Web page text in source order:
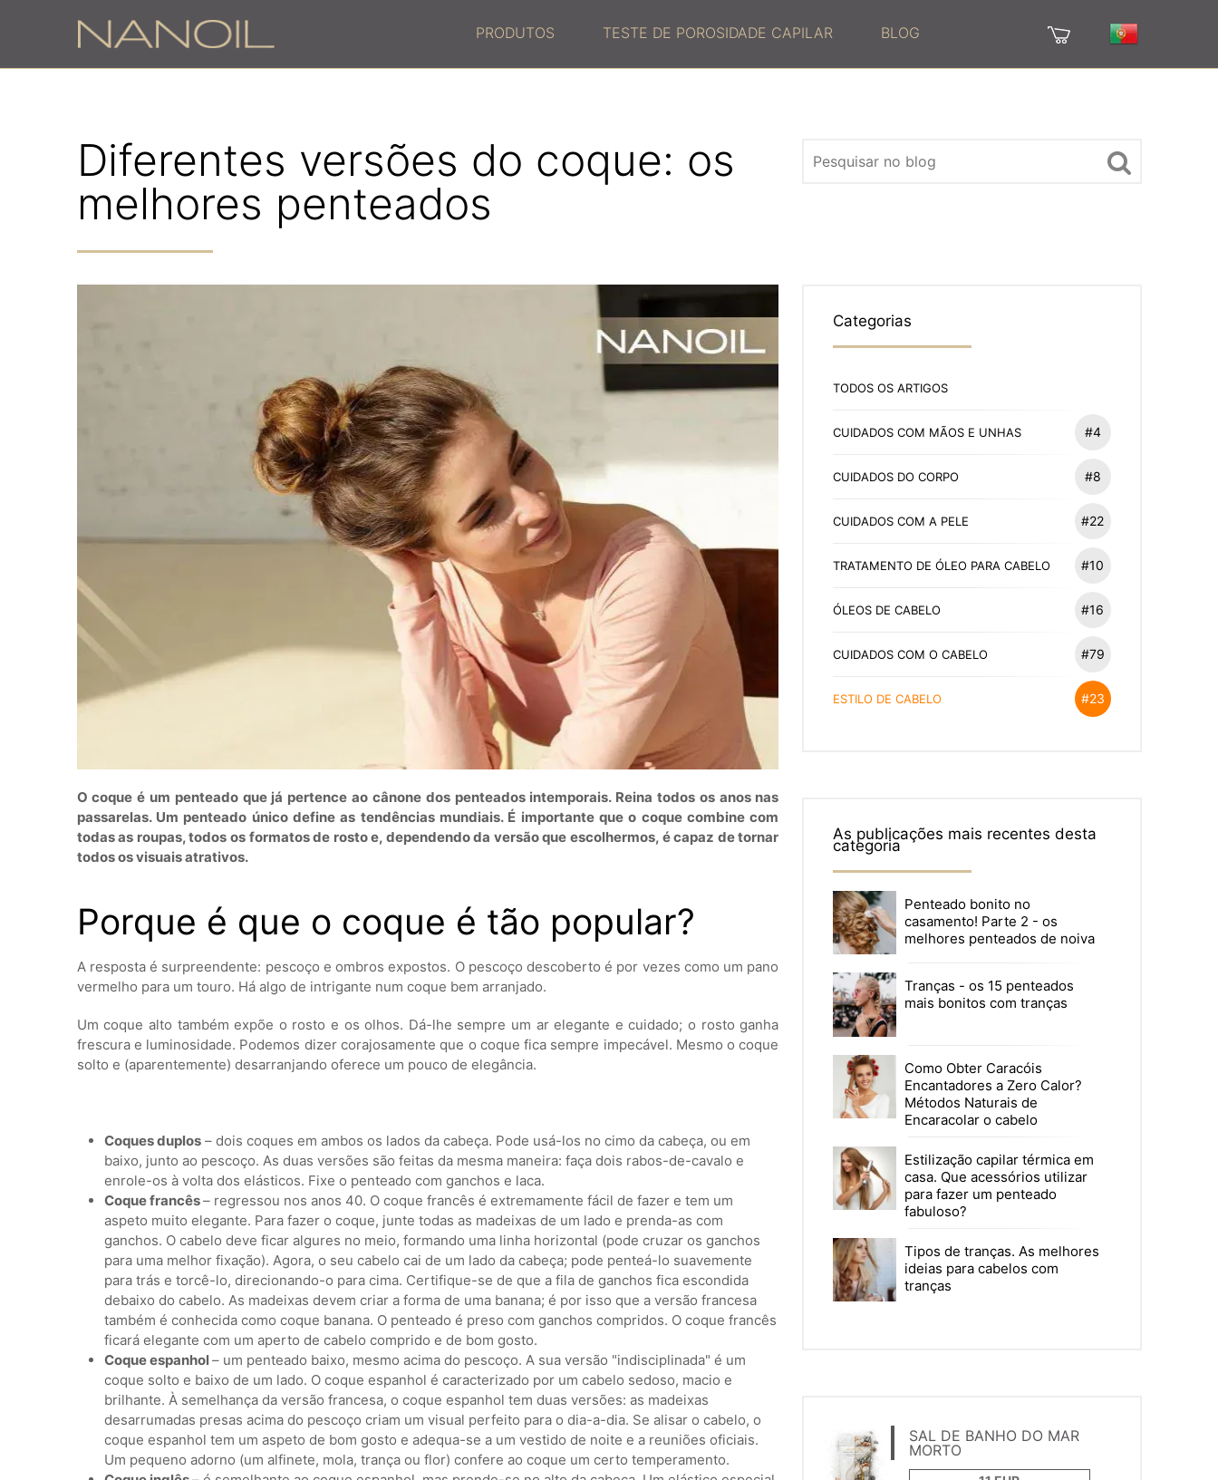
PRODUTOS TESTE DE POROSIDADE CAPILAR BLOG
Diferentes versões do coque: os
melhores penteados
O coque é um penteado que já pertence ao cânone dos penteados intemporais. Reina todos os anos nas
passarelas. Um penteado único define as tendências mundiais. É importante que o coque combine com
todas as roupas, todos os formatos de rosto e, dependendo da versão que escolhermos, é capaz de tornar
todos os visuais atrativos.
Porque é que o coque é tão popular?
A resposta é surpreendente: pescoço e ombros expostos. O pescoço descoberto é por vezes como um pano
vermelho para um touro. Há algo de intrigante num coque bem arranjado.
Um coque alto também expõe o rosto e os olhos. Dá-lhe sempre um ar elegante e cuidado; o rosto ganha
frescura e luminosidade. Podemos dizer corajosamente que o coque fica sempre impecável. Mesmo o coque
solto e (aparentemente) desarranjando oferece um pouco de elegância.
Coques duplos– dois coques em ambos os lados da cabeça. Pode usá-los no cimo da cabeça, ou em
baixo, junto ao pescoço. As duas versões são feitas da mesma maneira: faça dois rabos-de-cavalo e
enrole-os à volta dos elásticos. Fixe o penteado com ganchos e laca.
Coque francês– regressou nos anos 40. O coque francês é extremamente fácil de fazer e tem um
aspeto muito elegante. Para fazer o coque, junte todas as madeixas de um lado e prenda-as com
ganchos. O cabelo deve ficar algures no meio, formando uma linha horizontal (pode cruzar os ganchos
para uma melhor fixação). Agora, o seu cabelo cai de um lado da cabeça; pode penteá-lo suavemente
para trás e torcê-lo, direcionando-o para cima. Certifique-se de que a fila de ganchos fica escondida
debaixo do cabelo. As madeixas devem criar a forma de uma banana; é por isso que a versão francesa
também é conhecida como coque banana. O penteado é preso com ganchos compridos. O coque francês
ficará elegante com um aperto de cabelo comprido e de bom gosto.
Coque espanhol– um penteado baixo, mesmo acima do pescoço. A sua versão "indisciplinada" é um
coque solto e baixo de um lado. O coque espanhol é caracterizado por um cabelo sedoso, macio e
brilhante. À semelhança da versão francesa, o coque espanhol tem duas versões: as madeixas
desarrumadas presas acima do pescoço criam um visual perfeito para o dia-a-dia. Se alisar o cabelo, o
coque espanhol tem um aspeto de bom gosto e adequa-se a um vestido de noite e a reuniões oficiais.
Um pequeno adorno (um alfinete, mola, trança ou flor) confere ao coque um certo temperamento.
Categorias
TODOS OS ARTIGOS
CUIDADOS COM MÃOS E UNHAS #4
CUIDADOS DO CORPO #8
CUIDADOS COM A PELE #22
TRATAMENTO DE ÓLEO PARA CABELO #10
ÓLEOS DE CABELO #16
CUIDADOS COM O CABELO #79
ESTILO DE CABELO #23
As publicações mais recentes desta
categoria
Penteado bonito no
casamento! Parte 2 - os
melhores penteados de noiva
Tranças - os 15 penteados
mais bonitos com tranças
Como Obter Caracóis
Encantadores a Zero Calor?
Métodos Naturais de
Encaracolar o cabelo
Estilização capilar térmica em
casa. Que acessórios utilizar
para fazer um penteado
fabuloso?
Tipos de tranças. As melhores
ideias para cabelos com
tranças
SAL DE BANHO DO MAR
MORTO